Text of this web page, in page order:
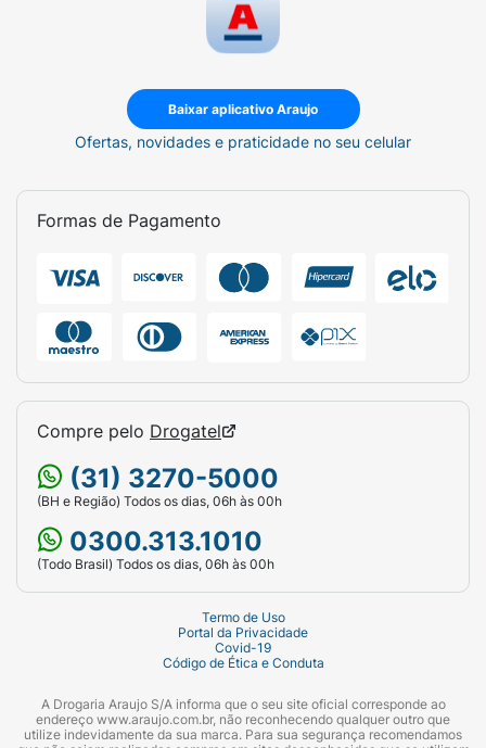
Baixar aplicativo Araujo
Ofertas, novidades e praticidade no seu celular
Formas de Pagamento
Compre pelo Drogatel
(31) 3270-5000
(BH e Região) Todos os dias, 06h às 00h
0300.313.1010
(Todo Brasil) Todos os dias, 06h às 00h
Termo de Uso
Portal da Privacidade
Covid-19
Código de Ética e Conduta
A Drogaria Araujo S/A informa que o seu site oficial corresponde ao
endereço www.araujo.com.br, não reconhecendo qualquer outro que
utilize indevidamente da sua marca. Para sua segurança recomendamos